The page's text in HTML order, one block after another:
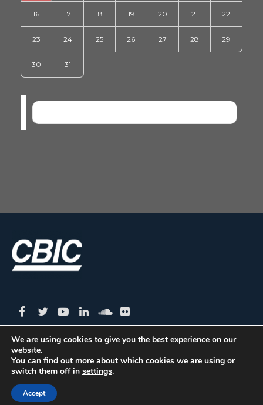
16 17 18 19 20 21 22
23 24 25 26 27 28 29
30 31
CBIC | SBN Quadra 01 – Bloco I – 4º Andar Edifício:
Armando Monteiro Neto - CEP 70.040-913 - Brasília/DF
We are using cookies to give you the best experience on our
website.
You can find out more about which cookies we are using or
switch them off in settings.
Accept